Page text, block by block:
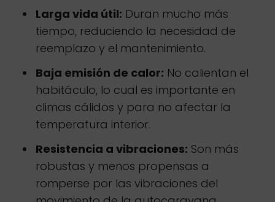
Larga vida útil: Duran mucho más
tiempo, reduciendo la necesidad de
reemplazo y el mantenimiento.
Baja emisión de calor: No calientan el
habitáculo, lo cual es importante en
climas cálidos y para no afectar la
temperatura interior.
Resistencia a vibraciones: Son más
robustas y menos propensas a
romperse por las vibraciones del